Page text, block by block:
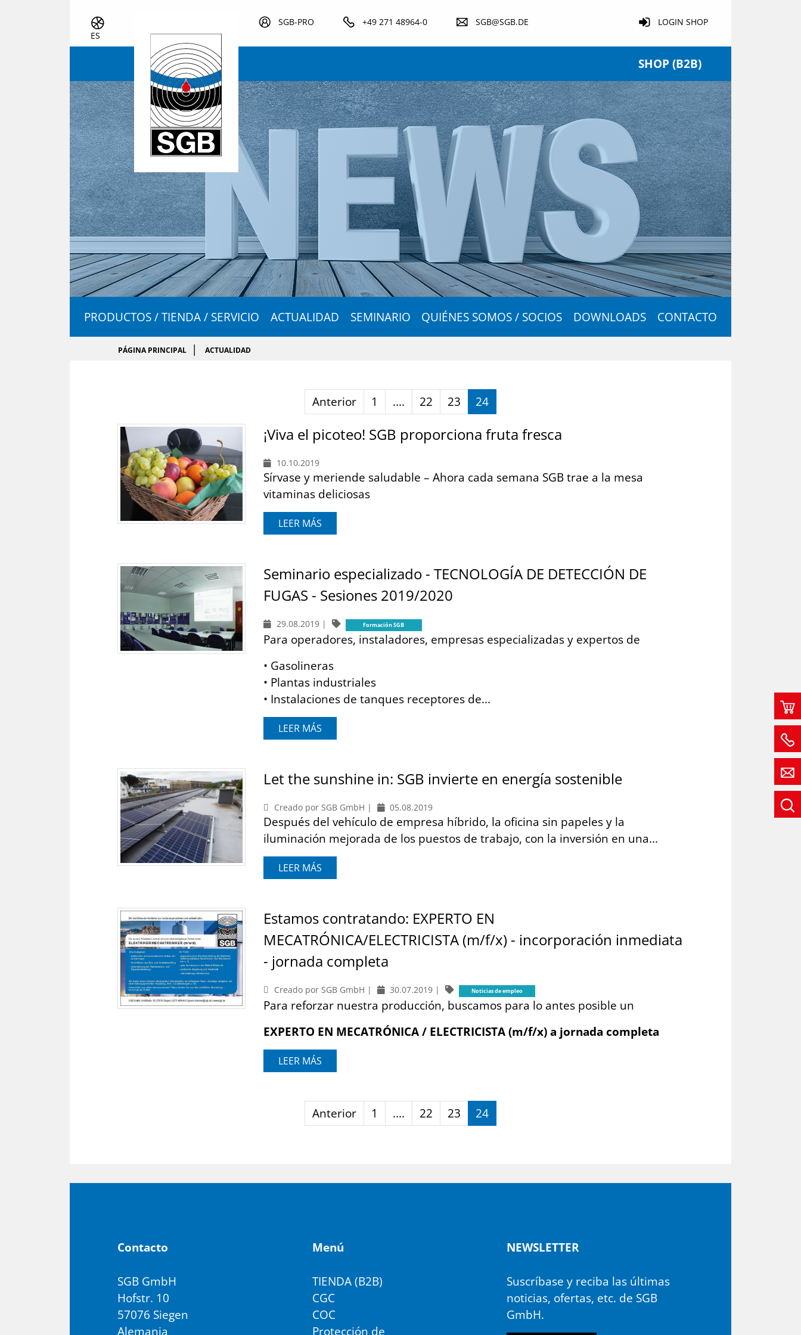
ES
SGB-PRO +49 271 48964-0 SGB@SGB.DE LOGIN SHOP
SHOP (B2B)
PRODUCTOS / TIENDA / SERVICIO ACTUALIDAD SEMINARIO QUIÉNES SOMOS / SOCIOS DOWNLOADS CONTACTO
PÁGINA PRINCIPAL ACTUALIDAD
Anterior 1 .... 22 23 24
¡Viva el picoteo! SGB proporciona fruta fresca
10.10.2019
Sírvase y meriende saludable – Ahora cada semana SGB trae a la mesa
vitaminas deliciosas
LEER MÁS
Seminario especializado - TECNOLOGÍA DE DETECCIÓN DE
FUGAS - Sesiones 2019/2020
29.08.2019 | Formación SGB
Para operadores, instaladores, empresas especializadas y expertos de
• Gasolineras
• Plantas industriales
• Instalaciones de tanques receptores de...
LEER MÁS
Let the sunshine in: SGB invierte en energía sostenible
Creado por SGB GmbH | 05.08.2019
Después del vehículo de empresa híbrido, la oficina sin papeles y la
iluminación mejorada de los puestos de trabajo, con la inversión en una...
LEER MÁS
Estamos contratando: EXPERTO EN
MECATRÓNICA/ELECTRICISTA (m/f/x) - incorporación inmediata
- jornada completa
Creado por SGB GmbH | 30.07.2019 | Noticias de empleo
Para reforzar nuestra producción, buscamos para lo antes posible un
EXPERTO EN MECATRÓNICA / ELECTRICISTA (m/f/x) a jornada completa
LEER MÁS
Anterior 1 .... 22 23 24
Con­tac­to
SGB GmbH
Hofstr. 10
57076 Siegen
Alemania
Menú
TIENDA (B2B)
CGC
COC
Protección de
NEWS­LETTER
Suscríbase y reciba las últimas
noticias, ofertas, etc. de SGB
GmbH.